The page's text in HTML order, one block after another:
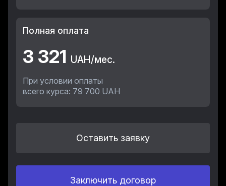
Полная оплата
3 321 UAH/мес.
При условии оплаты
всего курса: 79 700 UAH
Оставить заявку
Заключить договор